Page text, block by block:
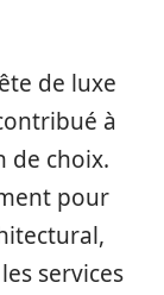
de luxe
à
de choix.
pour
services